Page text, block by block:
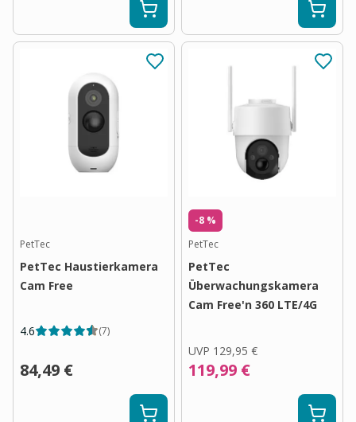
PetTec
PetTec Haustierkamera
Cam Free
4.6 (7)
84,49 €
-8 %
PetTec
PetTec
Überwachungskamera
Cam Free'n 360 LTE/4G
UVP 129,95 €
119,99 €